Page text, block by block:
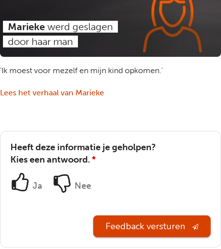
Marieke werd geslagen
door haar man
'Ik moest voor mezelf en mijn kind opkomen.'
Lees het verhaal van Marieke
Heeft deze informatie je geholpen?
Kies een antwoord.*
Ja Nee
Feedback versturen